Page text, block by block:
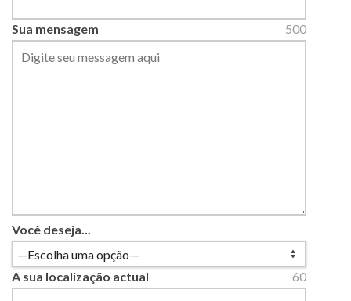
500
Sua mensagem
Você deseja...
60
A sua localização actual